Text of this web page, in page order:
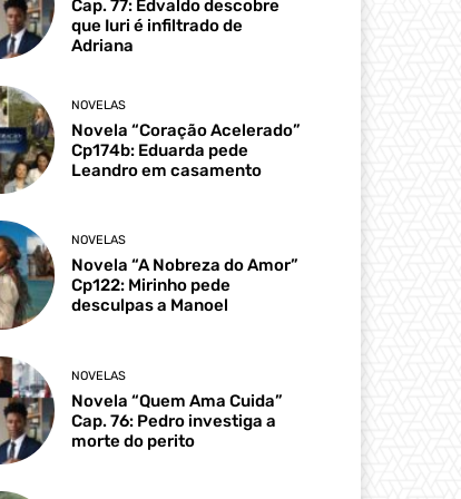
Cap. 77: Edvaldo descobre
que Iuri é infiltrado de
Adriana
NOVELAS
Novela “Coração Acelerado”
Cp174b: Eduarda pede
Leandro em casamento
NOVELAS
Novela “A Nobreza do Amor”
Cp122: Mirinho pede
desculpas a Manoel
NOVELAS
Novela “Quem Ama Cuida”
Cap. 76: Pedro investiga a
morte do perito